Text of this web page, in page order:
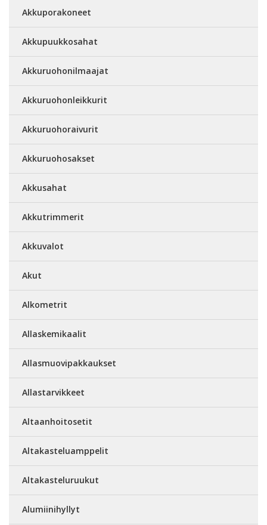
Akkuporakoneet
Akkupuukkosahat
Akkuruohonilmaajat
Akkuruohonleikkurit
Akkuruohoraivurit
Akkuruohosakset
Akkusahat
Akkutrimmerit
Akkuvalot
Akut
Alkometrit
Allaskemikaalit
Allasmuovipakkaukset
Allastarvikkeet
Altaanhoitosetit
Altakasteluamppelit
Altakasteluruukut
Alumiinihyllyt